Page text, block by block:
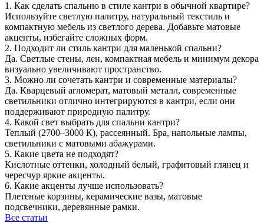
1. Как сделать спальню в стиле кантри в обычной квартире?
Используйте светлую палитру, натуральный текстиль и
компактную мебель из светлого дерева. Добавьте матовые
акценты, избегайте сложных форм.
2. Подходит ли стиль кантри для маленькой спальни?
Да. Светлые стены, лен, компактная мебель и минимум декора
визуально увеличивают пространство.
3. Можно ли сочетать кантри и современные материалы?
Да. Кварцевый агломерат, матовый металл, современные
светильники отлично интегрируются в кантри, если они
поддерживают природную палитру.
4. Какой свет выбрать для спальни кантри?
Теплый (2700–3000 К), рассеянный. Бра, напольные лампы,
светильники с матовыми абажурами.
5. Какие цвета не подходят?
Кислотные оттенки, холодный белый, графитовый глянец и
чересчур яркие акценты.
6. Какие акценты лучше использовать?
Плетеные корзины, керамические вазы, матовые
подсвечники, деревянные рамки.
Все статьи